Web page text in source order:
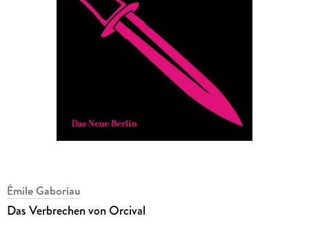
Émile Gaboriau
Das Verbrechen von Orcival